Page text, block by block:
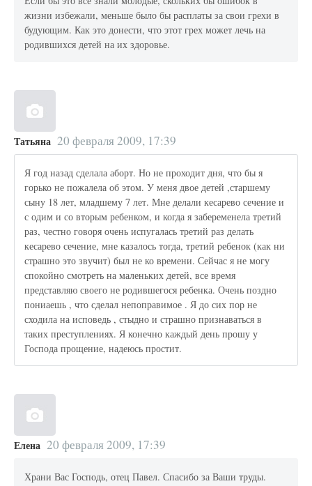
жизни избежали, меньше было бы расплаты за свои грехи в
будующим. Как это донести, что этот грех может лечь на
родившихся детей на их здоровье.
Татьяна 20 февраля 2009, 17:39
Я год назад сделала аборт. Но не проходит дня, что бы я
горько не пожалела об этом. У меня двое детей ,старшему
сыну 18 лет, младшему 7 лет. Мне делали кесарево сечение и
с одим и со вторым ребенком, и когда я забеременела третий
раз, честно говоря очень испугалась третий раз делать
кесарево сечение, мне казалось тогда, третий ребенок (как ни
страшно это звучит) был не ко времени. Сейчас я не могу
спокойно смотреть на маленьких детей, все время
представляю своего не родившегося ребенка. Очень поздно
пониаешь , что сделал непоправимое . Я до сих пор не
сходила на исповедь , стыдно и страшно признаваться в
таких преступлениях. Я конечно каждый день прошу у
Господа прощение, надеюсь простит.
Елена 20 февраля 2009, 17:39
Храни Вас Господь, отец Павел. Спасибо за Ваши труды.